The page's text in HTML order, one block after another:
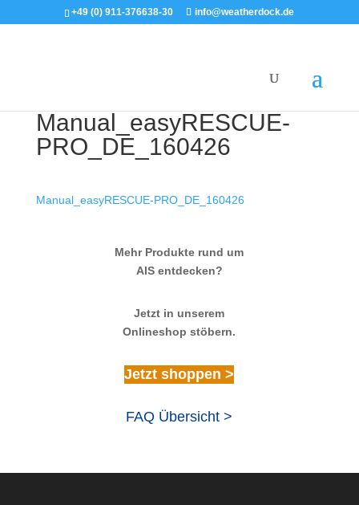
+49 (0) 911-376638-30 info@weatherdock.de
Manual_easyRESCUE-
PRO_DE_160426
Manual_easyRESCUE-PRO_DE_160426
Mehr Produkte rund um
AIS entdecken?
Jetzt in unserem
Onlineshop stöbern.
Jetzt shoppen >
FAQ Übersicht >